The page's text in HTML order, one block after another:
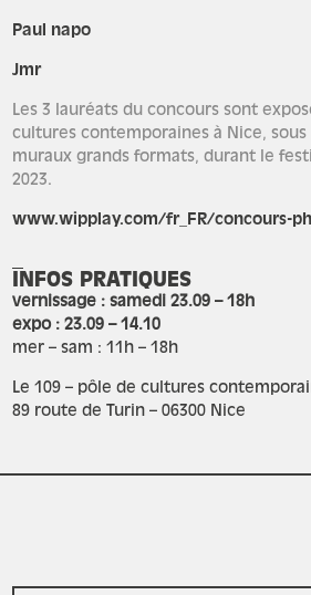
Paul napo
Jmr
Les 3 lauréats du concours sont
cultures contemporaines à Nice,
muraux grands formats, durant le
2023.
www.wipplay.com/fr_FR/concours-
INFOS PRATIQUES
vernissage : samedi 23.09 – 18h
expo : 23.09 – 14.10
mer – sam : 11h – 18h
Le 109 – pôle de cultures
89 route de Turin – 06300 Nice